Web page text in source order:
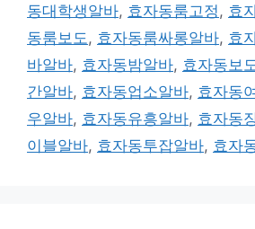
동대학생알바, 효자동룸고정 , 효
동룸보도 , 효자동룸싸롱알바, 효
바알바, 효자동밤알바, 효자동보
간알바, 효자동업소알바, 효자동
우알바, 효자동유흥알바, 효자동
이블알바, 효자동투잡알바, 효자